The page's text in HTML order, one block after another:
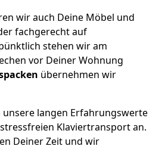
wir auch Deine Möbel und
fachgerecht auf
stehen wir am
vor Deiner Wohnung
übernehmen wir
langen Erfahrungswerte
Klaviertransport an.
Deiner Zeit und wir